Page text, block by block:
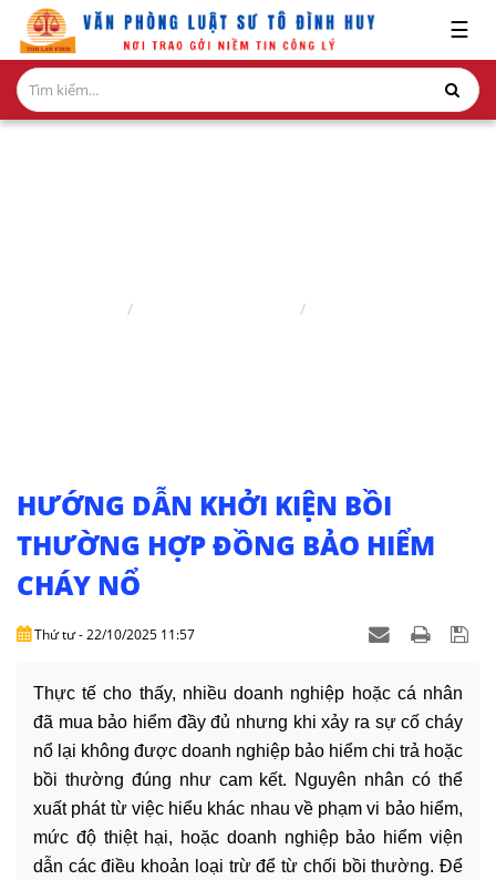
GIỚI
THIỆU
DỊCH
VĂN
TỤC
LIÊN
HỆ
☰
HƯỚNG DẪN KHỞI KIỆN BỒI
THƯỜNG HỢP ĐỒNG BẢO HIỂM
CHÁY NỔ
Thứ tư - 22/10/2025 11:57
Thực tế cho thấy, nhiều doanh nghiệp hoặc cá nhân
đã mua bảo hiểm đầy đủ nhưng khi xảy ra sự cố cháy
nổ lại không được doanh nghiệp bảo hiểm chi trả hoặc
bồi thường đúng như cam kết. Nguyên nhân có thể
xuất phát từ việc hiểu khác nhau về phạm vi bảo hiểm,
mức độ thiệt hại, hoặc doanh nghiệp bảo hiểm viện
dẫn các điều khoản loại trừ để từ chối bồi thường. Để